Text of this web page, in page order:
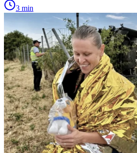
3 min